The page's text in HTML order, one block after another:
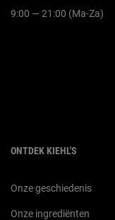
9:00 — 21:00 (Ma-Za)
ONTDEK KIEHL'S
Onze geschiedenis
Onze ingrediënten